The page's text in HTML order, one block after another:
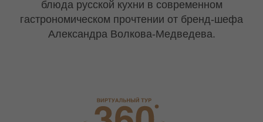
блюда русской кухни в современном
гастрономическом прочтении от бренд-шефа
Александра Волкова-Медведева.